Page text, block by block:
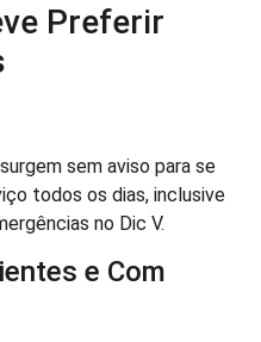
Preferir
sem aviso para se
todos os dias, inclusive
no Dic V.
e Com